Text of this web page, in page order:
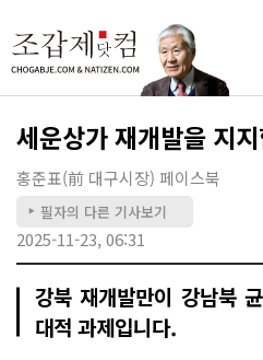
세운상가 재개발을 지
홍준표(前 대구시장) 페이스북
▶ 필자의 다른 기사보기
2025-11-23, 06:31
강북 재개발만이 강남북
대적 과제입니다.